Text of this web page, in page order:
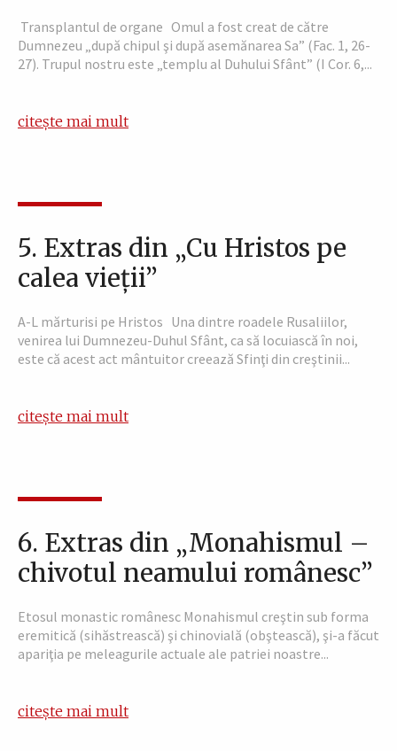
Transplantul de organe Omul a fost creat de către
Dumnezeu „după chipul şi după asemănarea Sa” (Fac. 1, 26-
27). Trupul nostru este „templu al Duhului Sfânt” (I Cor. 6,...
citește mai mult
5. Extras din „Cu Hristos pe
calea vieţii”
A-L mărturisi pe Hristos Una dintre roadele Rusaliilor,
venirea lui Dumnezeu-Duhul Sfânt, ca să locuiască în noi,
este că acest act mântuitor creează Sfinţi din creştinii...
citește mai mult
6. Extras din „Monahismul –
chivotul neamului românesc”
Etosul monastic românesc Monahismul creştin sub forma
eremitică (sihăstrească) şi chinovială (obştească), şi-a făcut
apariţia pe meleagurile actuale ale patriei noastre...
citește mai mult